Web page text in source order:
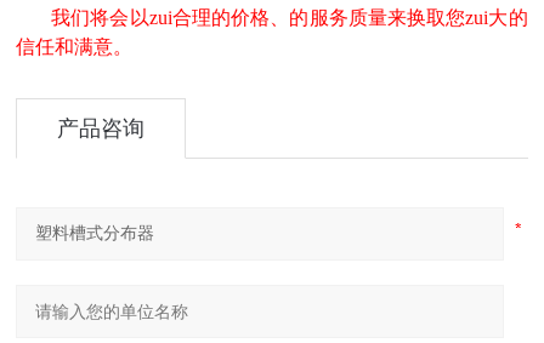
我们将会以zui合理的价格、的服务质量来换取您zui大的
信任和满意。
产品咨询